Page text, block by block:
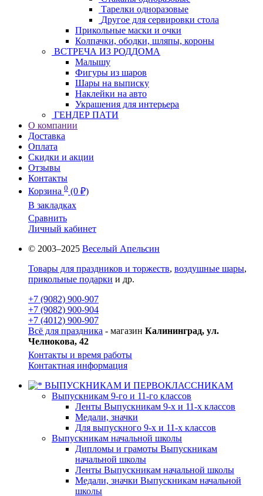
Тарелки одноразовые
Другое для сервировки стола
Прикольные маски и очки
Колпачки, ободки, шляпы, короны
ВСТРЕЧА ИЗ РОДДОМА
Малышу
Фигуры из шаров
Шары на выписку
Наклейки на авто
Украшения для интерьера
ГЕНДЕР ПАТИ
О компании
Доставка
Оплата
Скидки и акции
Отзывы
Контакты
Корзина 0 (0 ₽)
В закладках
Сравнить
Личный кабинет
© 2003–2025 Веселый Апельсин
Товары для праздников и торжеств, воздушные шары,
прикольные подарки и др.
+7 (9082) 900-907
+7 (9082) 900-904
+7 (4012) 900-907
Всё для праздника - магазин Калининград, ул.
Челнокова, 42
Контакты и время работы
Контактная информация
ВЫПУСКНИКАМ И ПЕРВОКЛАССНИКАМ
Выпускникам 9-го и 11-го классов
Ленты Выпускникам 9-х и 11-х классов
Медали, значки
Для выпускного 9-х и 11-х классов
Выпускникам начальной школы
Дипломы и грамоты Выпускникам
начальной школы
Ленты Выпускникам начальной школы
Медали, значки Выпускникам начальной
школы